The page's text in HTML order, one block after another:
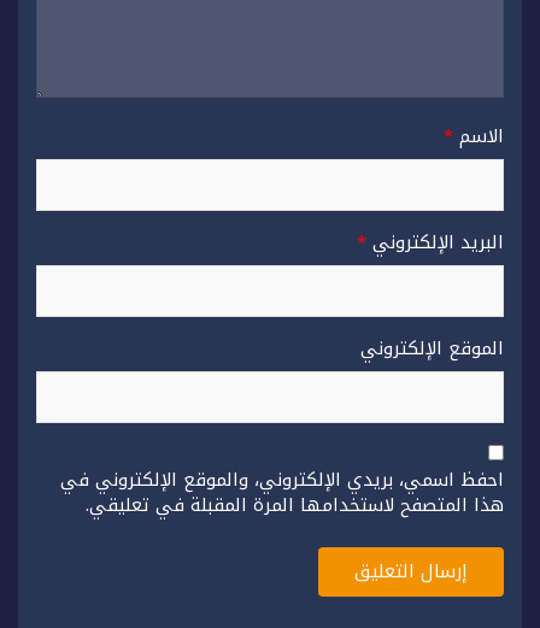
الاسم*
البريد الإلكتروني*
الموقع الإلكتروني
احفظ اسمي، بريدي الإلكتروني، والموقع الإلكتروني في
هذا المتصفح لاستخدامها المرة المقبلة في تعليقي.